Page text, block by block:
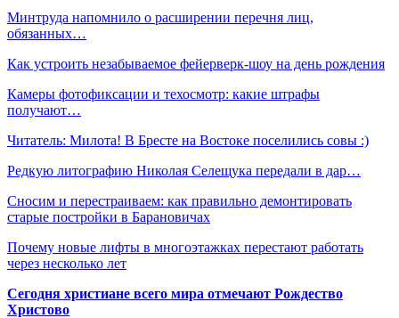
Минтруда напомнило о расширении перечня лиц,
обязанных…
Как устроить незабываемое фейерверк-шоу на день рождения
Камеры фотофиксации и техосмотр: какие штрафы
получают…
Читатель: Милота! В Бресте на Востоке поселились совы :)
Редкую литографию Николая Селещука передали в дар…
Сносим и перестраиваем: как правильно демонтировать
старые постройки в Барановичах
Почему новые лифты в многоэтажках перестают работать
через несколько лет
Сегодня христиане всего мира отмечают Рождество
Христово